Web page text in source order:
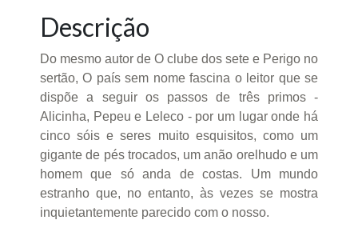
Descrição
Do mesmo autor de O clube dos sete e Perigo no
sertão, O país sem nome fascina o leitor que se
dispõe a seguir os passos de três primos -
Alicinha, Pepeu e Leleco - por um lugar onde há
cinco sóis e seres muito esquisitos, como um
gigante de pés trocados, um anão orelhudo e um
homem que só anda de costas. Um mundo
estranho que, no entanto, às vezes se mostra
inquietantemente parecido com o nosso.